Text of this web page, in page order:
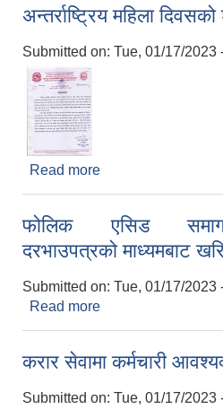
अन्तर्राष्ट्रिय महिला
Submitted on: Tue, 01/17/2023
Read more
फोलिक एसिड
दरभाउपत्रको माध्यमबाट
Submitted on: Tue, 01/17/2023
Read more
करार सेवामा कर्मचारी
Submitted on: Tue, 01/17/2023